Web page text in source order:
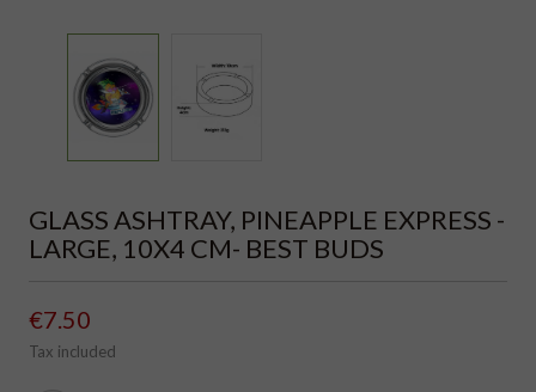
GLASS ASHTRAY, PINEAPPLE EXPRESS -
LARGE, 10X4 CM- BEST BUDS
€7.50
Tax included